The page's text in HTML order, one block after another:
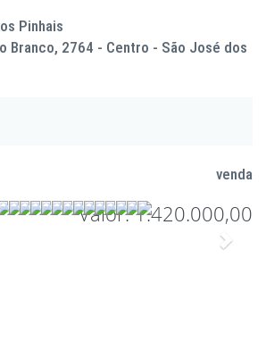
Pinhais
Branco, 2764 - Centro - São José dos
venda
Valor: 1.420.000,00